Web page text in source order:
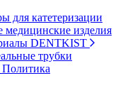
для катетеризации
медицинские изделия
DENTKIST
трубки
Политика